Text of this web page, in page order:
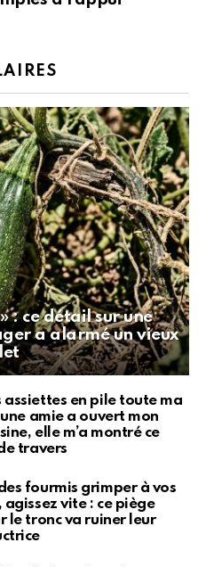
: ce détail sur une
a alarmé un vieux
assiettes en pile toute ma
amie a ouvert mon
elle m’a montré ce
travers
fourmis grimper à vos
agissez vite : ce piège
le tronc va ruiner leur